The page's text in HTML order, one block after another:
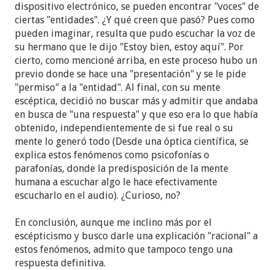
dispositivo electrónico, se pueden encontrar "voces" de
ciertas "entidades". ¿Y qué creen que pasó? Pues como
pueden imaginar, resulta que pudo escuchar la voz de
su hermano que le dijo "Estoy bien, estoy aquí". Por
cierto, como mencioné arriba, en este proceso hubo un
previo donde se hace una "presentación" y se le pide
"permiso" a la "entidad". Al final, con su mente
escéptica, decidió no buscar más y admitir que andaba
en busca de "una respuesta" y que eso era lo que había
obtenido, independientemente de si fue real o su
mente lo generó todo (Desde una óptica científica, se
explica estos fenómenos como psicofonías o
parafonías, donde la predisposición de la mente
humana a escuchar algo le hace efectivamente
escucharlo en el audio). ¿Curioso, no?
En conclusión, aunque me inclino más por el
escépticismo y busco darle una explicación "racional" a
estos fenómenos, admito que tampoco tengo una
respuesta definitiva.